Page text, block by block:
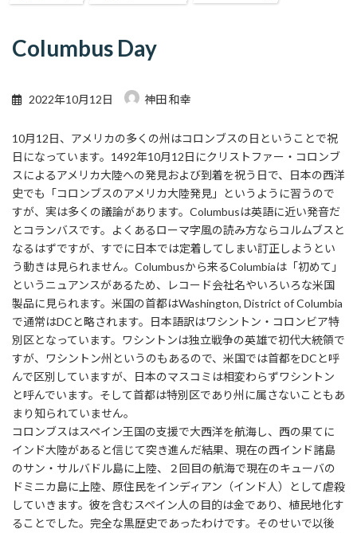
Columbus Day
2022年10月12日 神田 和幸
10月12日、アメリカの多くの州はコロンブスの日ということで祝
日になっています。1492年10月12日にクリストファー・コロンブ
スによるアメリカ大陸への発見および到着を祝う日で、日本の西洋
史でも「コロンブスのアメリカ大陸発見」というように習うので
すが、実は多くの議論があります。Columbusは英語に近い発音だ
とコランバスです。よくあるローマ字風の読み方ならコルムブスと
なるはずですが、すでに日本では定着してしまい訂正しようとい
う動きは見られません。Columbusから来るColumbiaは「初めて」
というニュアンスがあるため、レコード会社名やいろいろな米国
製品に見られます。米国の首都はWashington, District of Columbia
で通常はDCと略されます。日本語訳はワシントン・コロンビア特
別区となっています。ワシントンは独立戦争の英雄で初代大統領で
すが、ワシントン州というのもあるので、米国では首都をDCと呼
んで区別していますが、日本のマスコミは相変わらずワシントン
と呼んでいます。そして首都は特別区であり州に属さないこともあ
まり知られていません。
コロンブスはスペイン王国の支援で大西洋を航海し、西の果てに
インド大陸があると信じて突き進んだ結果、現在の西インド諸島
のサン・サルバドル島に上陸、２回目の航海で現在のキューバの
ドミニカ島に上陸、原住民をインディアン（インド人）として虐殺
していきます。彼を含むスペイン人の目的は金であり、植民地化す
ることでした。完全な黒歴史であったわけです。そのせいで以後